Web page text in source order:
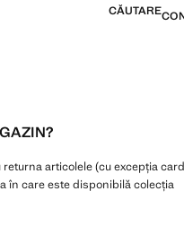
CĂUTARE
articolele (cu excepția
în care este disponibilă colecția